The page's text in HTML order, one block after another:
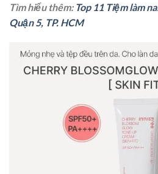
Tìm hiểu thêm: Top 11 Tiệm làm
Quận 5, TP. HCM